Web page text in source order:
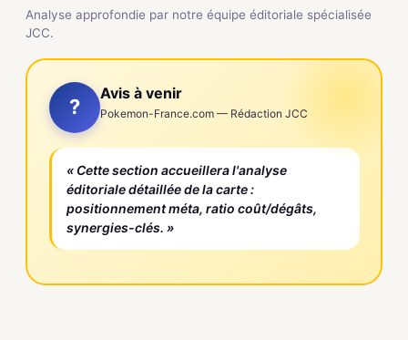
Analyse approfondie par notre équipe éditoriale spécialisée
JCC.
?
Avis à venir
Pokemon-France.com — Rédaction JCC
« Cette section accueillera l'analyse
éditoriale détaillée de la carte :
positionnement méta, ratio coût/dégâts,
synergies-clés. »